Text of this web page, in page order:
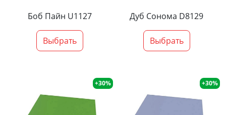
Боб Пайн U1127
Выбрать
Дуб Сонома D8129
Выбрать
+30% +30%